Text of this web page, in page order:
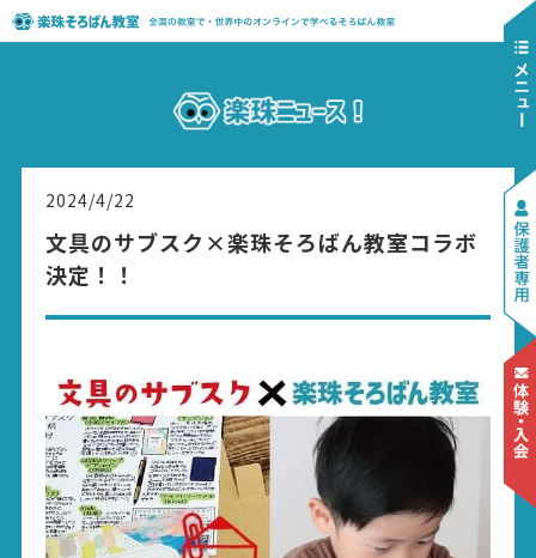
2024/4/22
文具のサブスク×楽珠そろばん教室コラボ
決定！！